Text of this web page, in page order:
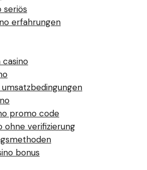
seriös
erfahrungen
casino
promo code
ohne verifizierung
bonus